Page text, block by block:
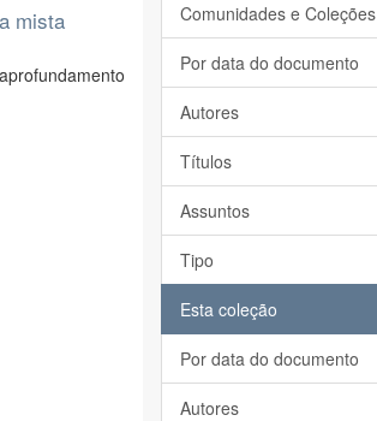
mista Comunidades e Coleções
Por data do documento
Autores
Títulos
Assuntos
Tipo
Esta coleção
Por data do documento
Autores